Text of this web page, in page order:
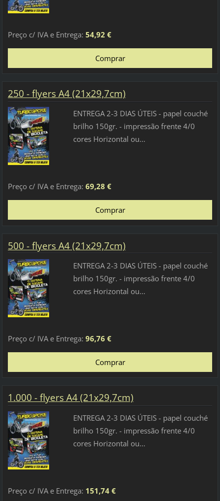
Preço c/ IVA e Entrega: 54,92 €
250 - flyers A4 (21x29,7cm)
ENTREGA 2-3 DIAS ÚTEIS - papel couché
brilho 150gr. - impressão frente 4/0
cores Horizontal ou...
Preço c/ IVA e Entrega: 69,28 €
500 - flyers A4 (21x29,7cm)
ENTREGA 2-3 DIAS ÚTEIS - papel couché
brilho 150gr. - impressão frente 4/0
cores Horizontal ou...
Preço c/ IVA e Entrega: 96,76 €
1.000 - flyers A4 (21x29,7cm)
ENTREGA 2-3 DIAS ÚTEIS - papel couché
brilho 150gr. - impressão frente 4/0
cores Horizontal ou...
Preço c/ IVA e Entrega: 151,74 €